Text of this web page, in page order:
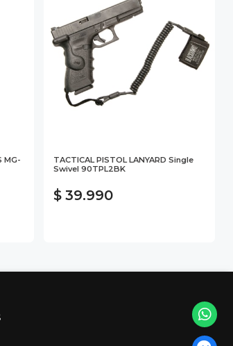
MG-
TACTICAL PISTOL LANYARD Single
Swivel 90TPL2BK
$ 39.990